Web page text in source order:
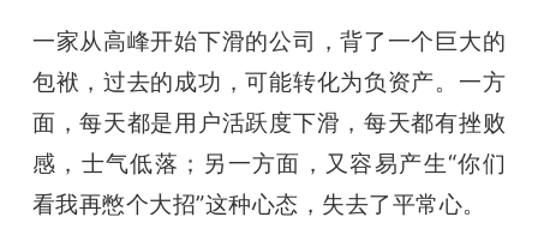
一家从高峰开始下滑的公司，背了一个巨大的
包袱，过去的成功，可能转化为负资产。一方
面，每天都是用户活跃度下滑，每天都有挫败
感，士气低落；另一方面，又容易产生“你们
看我再憋个大招”这种心态，失去了平常心。